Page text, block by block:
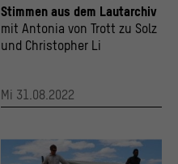
Stimmen aus dem Lautarchiv
mit Antonia von Trott zu Solz
und Christopher Li
Mi 31.08.2022